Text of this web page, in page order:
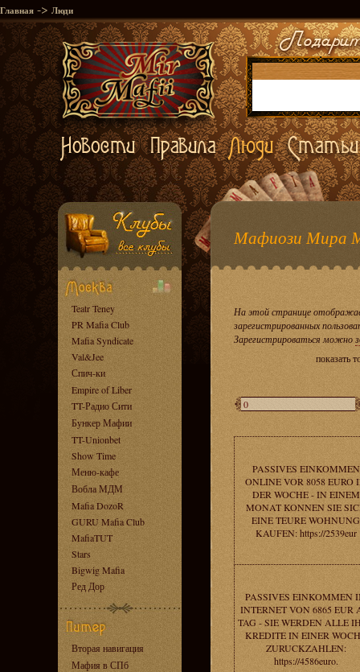
Главная -> Люди
Teatr Teney
PR Mafia Club
Mafia Syndicate
Val&Jee
Спич-ки
Empire of Liber
TT-Радио Сити
Бункер Мафии
TT-Unionbet
Show Time
Меню-кафе
Вобла МДМ
Mafia DozoR
GURU Mafia Club
MafiaTUT
Stars
Bigwig Mafia
Ред Дор
Вторая навигация
Мафия в СПб
Мафиози Мира
На этой странице
зарегистрированных
Зарегистрироваться можно
показать
PASSIVES EINKOMMEN
ONLINE VOR 8058 EURO
DER WOCHE - IN EINEM
MONAT KONNEN SIE
EINE TEURE WOHNUNG
KAUFEN: https://2539eur
PASSIVES EINKOMMEN
INTERNET VON 6865 EUR
TAG - SIE WERDEN ALLE
KREDITE IN EINER
ZURUCKZAHLEN:
https://4586euro.